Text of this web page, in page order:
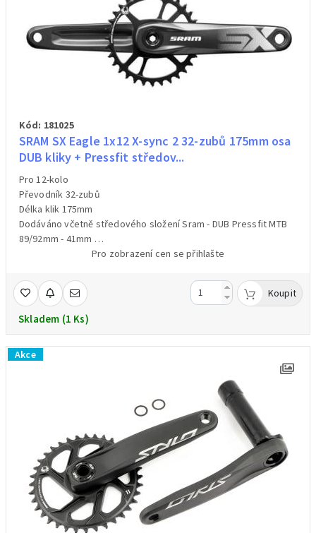
Kód: 181025
SRAM SX Eagle 1x12 X-sync 2 32-zubů 175mm osa
DUB kliky + Pressfit středov...
Pro 12-kolo
Převodník 32-zubů
Délka klik 175mm
Dodáváno včetně středového složení Sram - DUB Pressfit MTB
89/92mm - 41mm
Hmotnost 839g/váženo
Pro zobrazení cen se přihlašte
Skladem (1 Ks)
Koupit
Akce